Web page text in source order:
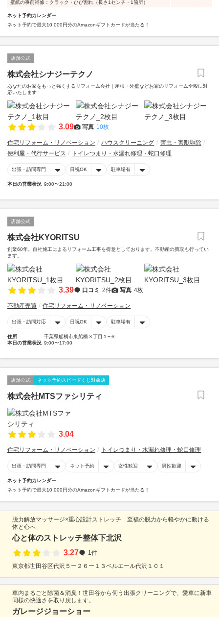
壁紙の事前補修：クラック・ひび割れ（長さ1センチ・1箇所）
ネット予約カレンダー
ネット予約で最大10,000円分のAmazonギフトカードが当たる！
店舗公式
株式会社シナジーテクノ
あなたのお家をもっと強くするリフォーム会社｜屋根・外壁などお家のリフォーム全般に対
応いたします
3.09 写真 10枚
住宅リフォーム・リノベーション ハウスクリーニング
害虫・害獣駆除
便利屋・代行サービス
トイレつまり・水漏れ修理・蛇口修理
出張・訪問専門 日祝OK 駐車場有
本日の営業状況 9:00〜21:00
店舗公式
株式会社KYORITSU
創業60年。自社施工によるリフォーム工事を得意としております。不動産の買取も行ってい
ます。
3.39 口コミ 2件 写真 4枚
不動産売買 住宅リフォーム・リノベーション
出張・訪問対応 日祝OK 駐車場有
住所
千葉県船橋市東船橋３丁目１−６
本日の営業状況 9:00〜17:00
店舗公式 ネット予約スピードくじ対象店
株式会社MTSファシリティ
3.04
住宅リフォーム・リノベーション トイレつまり・水漏れ修理・蛇口修理
出張・訪問専門 ネット予約 女性歓迎 男性歓迎
ネット予約カレンダー
ネット予約で最大10,000円分のAmazonギフトカードが当たる！
脱力解放マッサージ×重心設計ストレッチ 至福の脱力から軽やかに動ける
体と心へ
心と体のストレッチ整体下北沢
3.27
1件
東京都世田谷区代沢５ー２６ー１３ベルエール代沢１０１
車内まるごと除菌＆消臭！世田谷から伺う出張クリーニングで、愛車に新車
同様の快適さを取り戻します。
ガレージジョーショー